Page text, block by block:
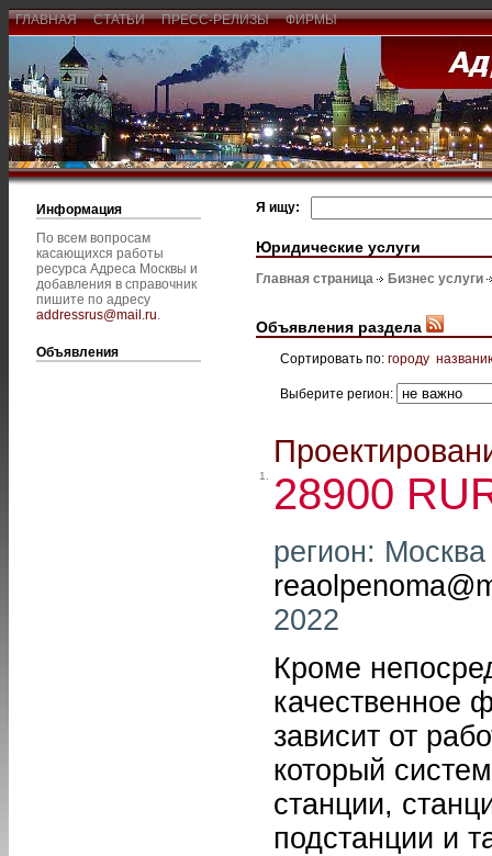
ГЛАВНАЯ СТАТЬИ ПРЕСС-РЕЛИЗЫ ФИРМЫ
Информация
По всем вопросам
касающихся работы
ресурса Адреса Москвы и
добавления в справочник
пишите по адресу
addressrus@mail.ru.
Объявления
Я ищу:
Юридические услуги
Главная страница Бизнес услуги
Объявления раздела
Сортировать по: городу
Выберите регион:
1. 28900
регион:
2022
Кроме
качественное
зависит от
который
станции,
подстанции и